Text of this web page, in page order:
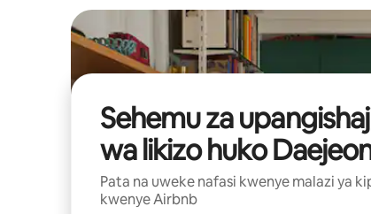
Sehemu za
wa likizo huko
Pata na uweke nafasi kwenye malazi ya
kwenye Airbnb